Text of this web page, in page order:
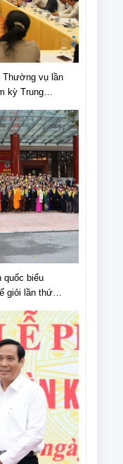
Thường vụ lần
kỳ Trung
quốc biểu
giỏi lần thứ